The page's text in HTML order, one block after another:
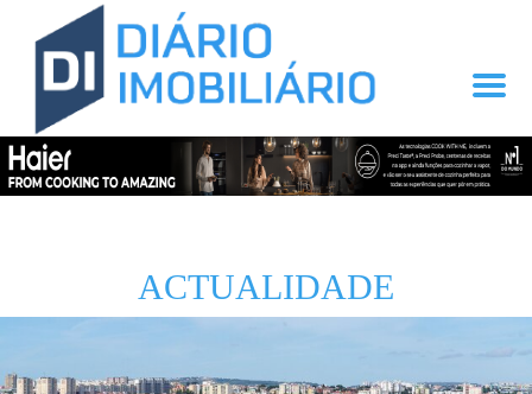
ACTUALIDADE